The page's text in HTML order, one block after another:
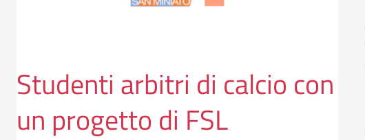
Studenti arbitri di calcio con
un progetto di FSL